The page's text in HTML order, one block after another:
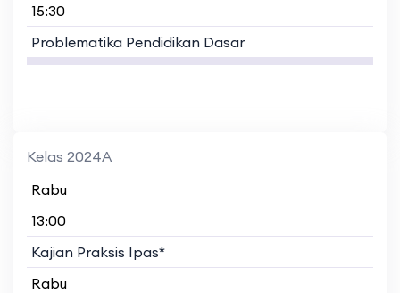
15:30
Problematika Pendidikan Dasar
Kelas 2024A
Rabu
13:00
Kajian Praksis Ipas*
Rabu